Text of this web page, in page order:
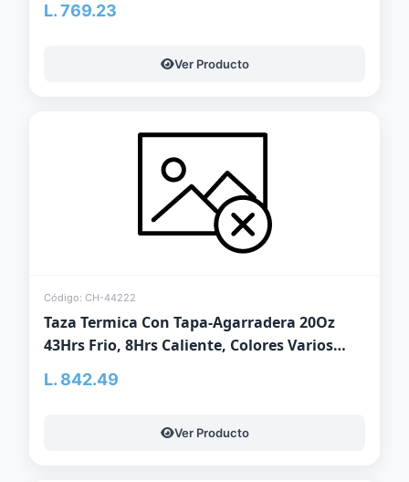
L. 769.23
Ver Producto
Código: CH-44222
Taza Termica Con Tapa-Agarradera 20Oz
43Hrs Frio, 8Hrs Caliente, Colores Varios
Mate
L. 842.49
Ver Producto